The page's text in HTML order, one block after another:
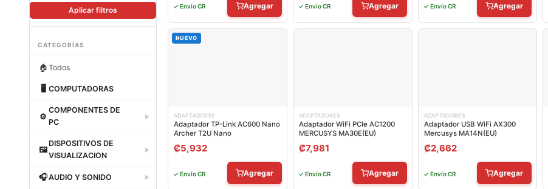
Aplicar filtros
CATEGORÍAS
🏠 Todos
🖥 COMPUTADORAS
Dataland
⚙
COMPONENTES DE
PC
▶
Dataland
🖼
DISPOSITIVOS DE
VISUALIZACION
▶
Dataland
🎧AUDIO Y SONIDO ▶
✓ Envío CR Agregar ✓ Envío CR Agregar ✓ Envío CR Agregar
NUEVO
ADAPTADORES
Adaptador TP-Link AC600 Nano
Archer T2U Nano
₡5,932
✓ Envío CR Agregar
ADAPTADORES
Adaptador WiFi PCIe AC1200
MERCUSYS MA30E(EU)
₡7,981
✓ Envío CR Agregar
ADAPTADORES
Adaptador USB WiFi AX300
Mercusys MA14N(EU)
₡2,662
✓ Envío CR Agregar